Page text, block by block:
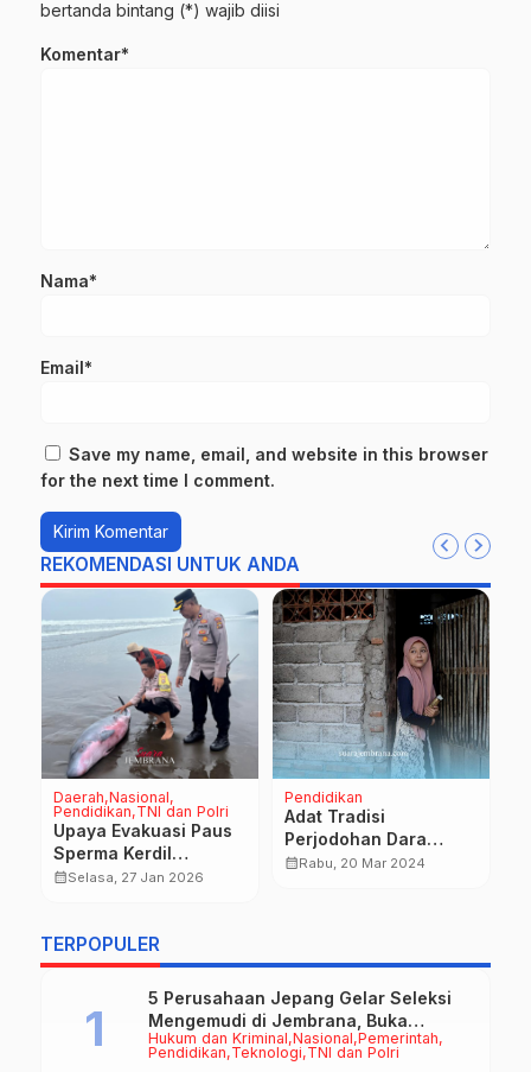
bertanda bintang (*) wajib diisi
Komentar*
Nama*
Email*
Save my name, email, and website in this browser
for the next time I comment.
REKOMENDASI UNTUK ANDA
Daerah Nasional
Pendidikan TNI dan Polri
Upaya Evakuasi Paus
Sperma Kerdil
Terdampar Lemas di
calendar_monthSelasa, 27 Jan 2026
Pendidikan
Adat Tradisi
Perjodohan Dara
Pingitan di Kampung
calendar_monthRabu, 20 Mar 2024
TERPOPULER
Hukum dan Kriminal Nasional Pemerintah
Pendidikan Teknologi TNI dan Polri
5 Perusahaan Jepang Gelar Seleksi
Mengemudi di Jembrana, Buka
Peluang Kerja bagi Calon PMI